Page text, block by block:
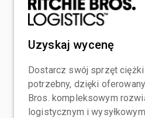
Uzyskaj wycenę
Dostarcz swój sprzęt
potrzebny, dzięki
Bros. kompleksowym
logistycznym i